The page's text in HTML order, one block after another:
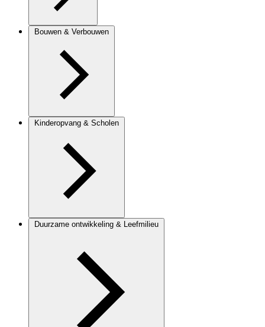
Bouwen & Verbouwen
Kinderopvang & Scholen
Duurzame ontwikkeling & Leefmilieu